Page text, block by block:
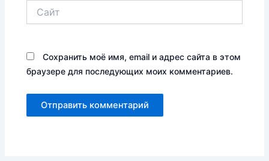
Сохранить моё имя, email и адрес сайта в этом
браузере для последующих моих комментариев.